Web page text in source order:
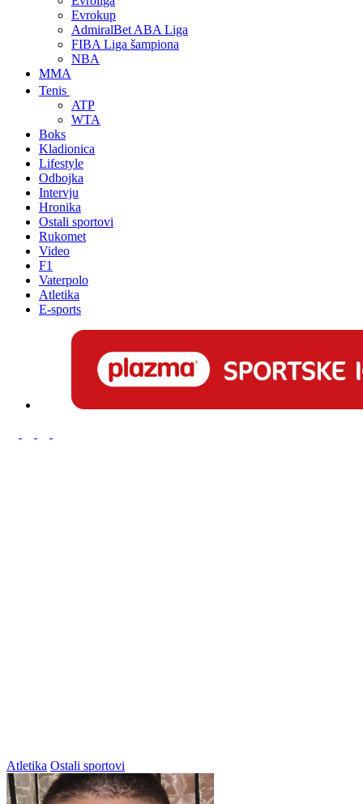
Evrokup
AdmiralBet ABA Liga
FIBA Liga šampiona
NBA
MMA
Tenis
ATP
WTA
Boks
Kladionica
Lifestyle
Odbojka
Intervju
Hronika
Ostali sportovi
Rukomet
Video
F1
Vaterpolo
Atletika
E-sports
Atletika Ostali sportovi